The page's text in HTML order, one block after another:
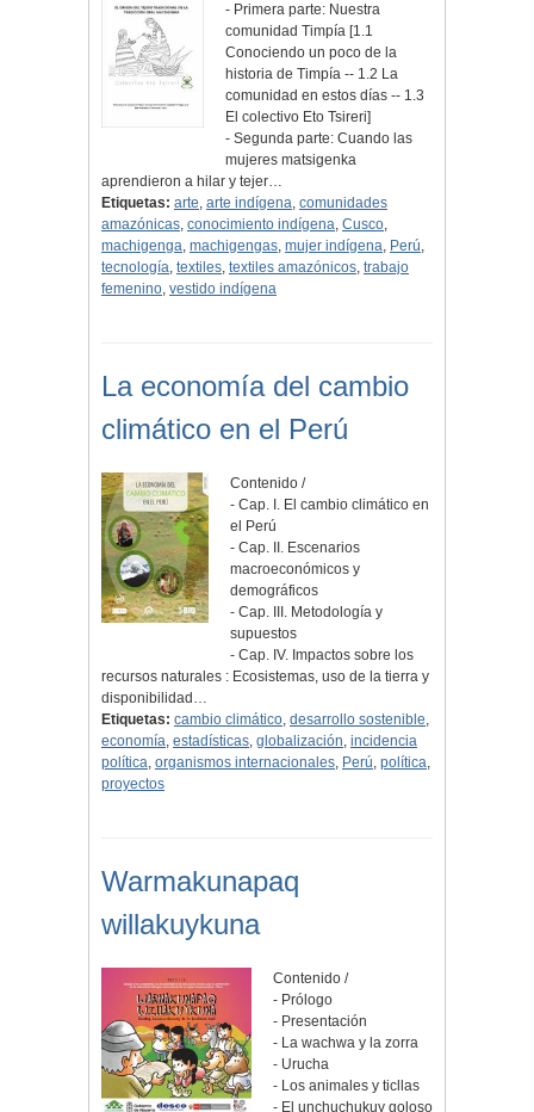
- Primera parte: Nuestra
comunidad Timpía [1.1
Conociendo un poco de la
historia de Timpía -- 1.2 La
comunidad en estos días -- 1.3
El colectivo Eto Tsireri]
- Segunda parte: Cuando las
mujeres matsigenka
aprendieron a hilar y tejer…
Etiquetas: arte, arte indígena, comunidades
amazónicas, conocimiento indígena, Cusco,
machigenga, machigengas, mujer indígena, Perú,
tecnología, textiles, textiles amazónicos, trabajo
femenino, vestido indígena
La economía del cambio
climático en el Perú
Contenido /
- Cap. I. El cambio climático en
el Perú
- Cap. II. Escenarios
macroeconómicos y
demográficos
- Cap. III. Metodología y
supuestos
- Cap. IV. Impactos sobre los
recursos naturales : Ecosistemas, uso de la tierra y
disponibilidad…
Etiquetas: cambio climático, desarrollo sostenible,
economía, estadísticas, globalización, incidencia
política, organismos internacionales, Perú, política,
proyectos
Warmakunapaq
willakuykuna
Contenido /
- Prólogo
- Presentación
- La wachwa y la zorra
- Urucha
- Los animales y ticllas
- El unchuchukuy goloso